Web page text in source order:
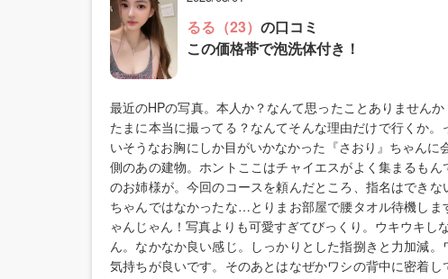
るる（23） の口コミ
この価格帯で泡洗体付き！
最近のHPの写真。本人か？なんて思ったことありません
たまに本当に撮ってる？なんてそんな理由だけで行くか
いそうなお胸にしか目がいかなかった『さおり』ちゃん
側のあの建物。ホントここはチャイエスがよく集まるも
のお姉様が。今回のコースを頼んだところ、指名はでき
ちゃんではなかったな…とりまお部屋で腰タオル待機し
ゃんじゃん！写真よりも可愛すぎてびっくり。ウキウキし
ん。なかなか良い感じ。しっかりとした指捌きと力加減
気持ちが良いです。そのあとはなぜかワシの背中に密着